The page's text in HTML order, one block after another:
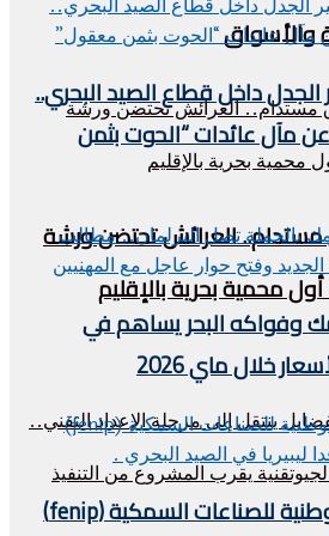
والأسواق
مستدام.. العرائش تحتضن ورشة
محمية بحرية بالإقليم
الجدل داخل قطاع الصيد البحري..
مآل عائدات “الحوت بثمن
وفواكه البحر يساهم في
خلال ماي 2026
رئيس الفدرالية الوطنية للصناعات السمكية (fenip)